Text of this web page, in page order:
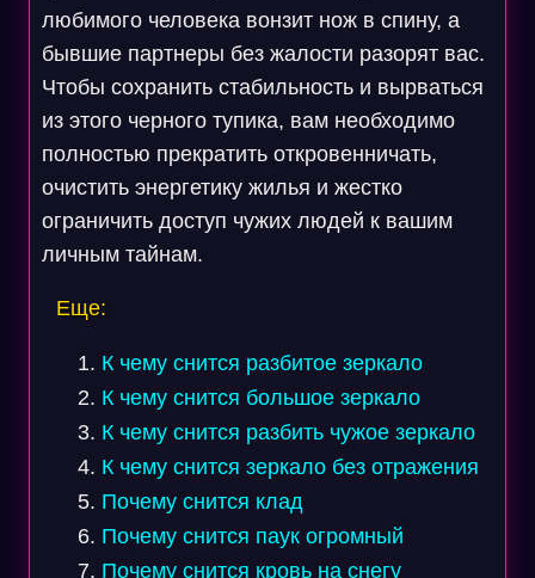
любимого человека вонзит нож в спину, а
бывшие партнеры без жалости разорят вас.
Чтобы сохранить стабильность и вырваться
из этого черного тупика, вам необходимо
полностью прекратить откровенничать,
очистить энергетику жилья и жестко
ограничить доступ чужих людей к вашим
личным тайнам.
Еще:
К чему снится разбитое зеркало
К чему снится большое зеркало
К чему снится разбить чужое зеркало
К чему снится зеркало без отражения
Почему снится клад
Почему снится паук огромный
Почему снится кровь на снегу